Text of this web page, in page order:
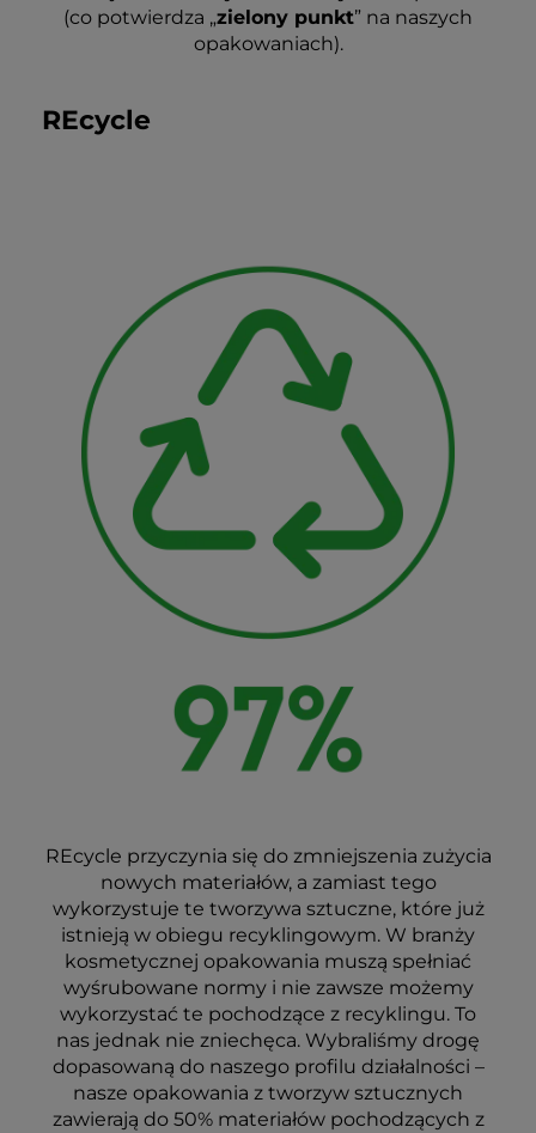
(co potwierdza „zielony punkt” na naszych
opakowaniach).
REcycle
REcycle przyczynia się do zmniejszenia zużycia
nowych materiałów, a zamiast tego
wykorzystuje te tworzywa sztuczne, które już
istnieją w obiegu recyklingowym. W branży
kosmetycznej opakowania muszą spełniać
wyśrubowane normy i nie zawsze możemy
wykorzystać te pochodzące z recyklingu. To
nas jednak nie zniechęca. Wybraliśmy drogę
dopasowaną do naszego profilu działalności –
nasze opakowania z tworzyw sztucznych
zawierają do 50% materiałów pochodzących z